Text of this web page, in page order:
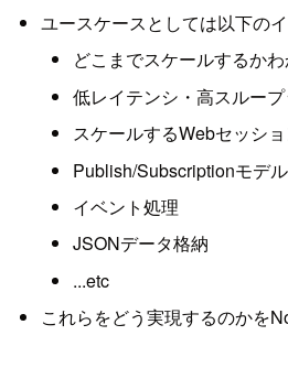
ユースケースとしては以下の
どこまでスケールするか
低レイテンシ・高スルー
スケールするWebセッシ
Publish/Subscriptionモデル
イベント処理
JSONデータ格納
...etc
これらをどう実現するのかを